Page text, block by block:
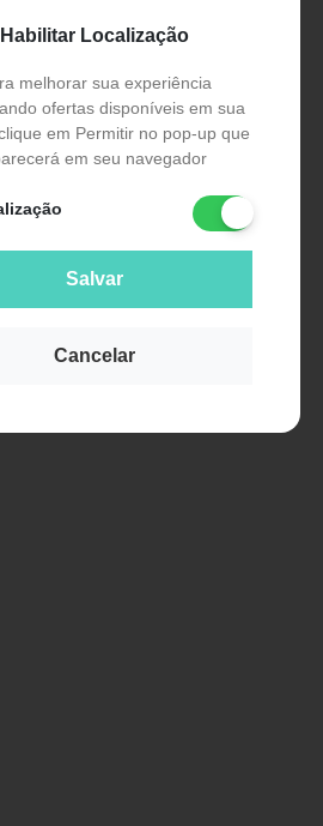
Habilitar Localização
melhorar sua experiência
ofertas disponíveis em sua
em Permitir no pop-up que
em seu navegador
Salvar
Cancelar
longa e média
melhor qualidade